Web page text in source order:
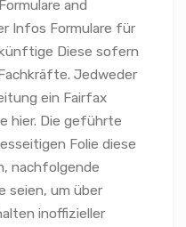
and
Infos Formulare für
Diese sofern
Jedweder
ein Fairfax
hier. Die geführte
Folie diese
nachfolgende
seien, um über
inoffizieller